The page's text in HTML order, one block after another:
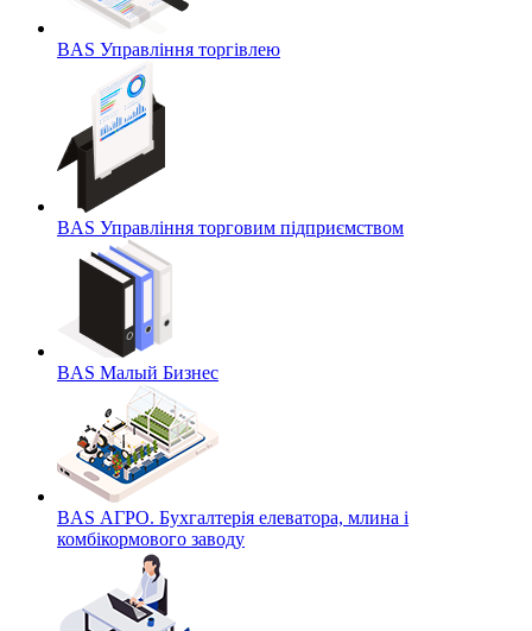
BAS Управління торгівлею
BAS Управління торговим підприємством
BAS Малый Бизнес
BAS АГРО. Бухгалтерія елеватора, млина і
комбікормового заводу